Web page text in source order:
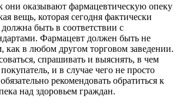
они оказывают фармацевтическую опеку
вещь, которая сегодня фактически
быть в соответствии с
Фармацевт должен быть не
как в любом другом торговом заведении.
спрашивать и выяснять, в чем
и в случае чего не просто
рекомендовать обратиться к
над здоровьем граждан.